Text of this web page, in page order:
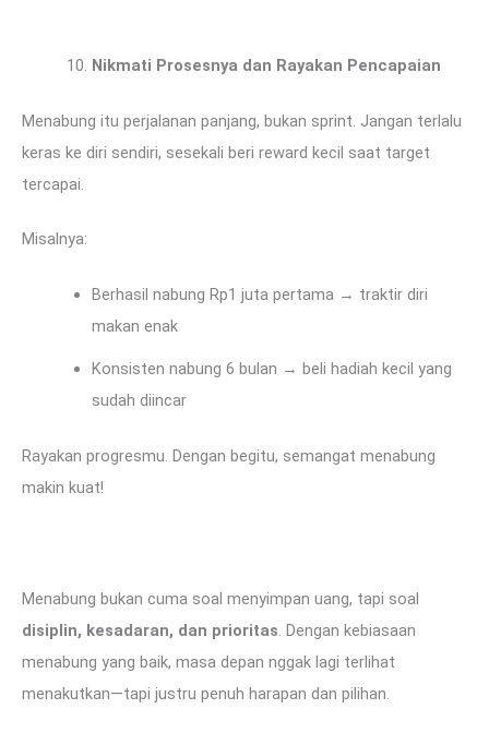
Nikmati Prosesnya dan Rayakan Pencapaian
Menabung itu perjalanan panjang, bukan sprint. Jangan terlalu
keras ke diri sendiri, sesekali beri reward kecil saat target
tercapai.
Misalnya:
Berhasil nabung Rp1 juta pertama → traktir diri
makan enak
Konsisten nabung 6 bulan → beli hadiah kecil yang
sudah diincar
Rayakan progresmu. Dengan begitu, semangat menabung
makin kuat!
Menabung bukan cuma soal menyimpan uang, tapi soal
disiplin, kesadaran, dan prioritas. Dengan kebiasaan
menabung yang baik, masa depan nggak lagi terlihat
menakutkan—tapi justru penuh harapan dan pilihan.